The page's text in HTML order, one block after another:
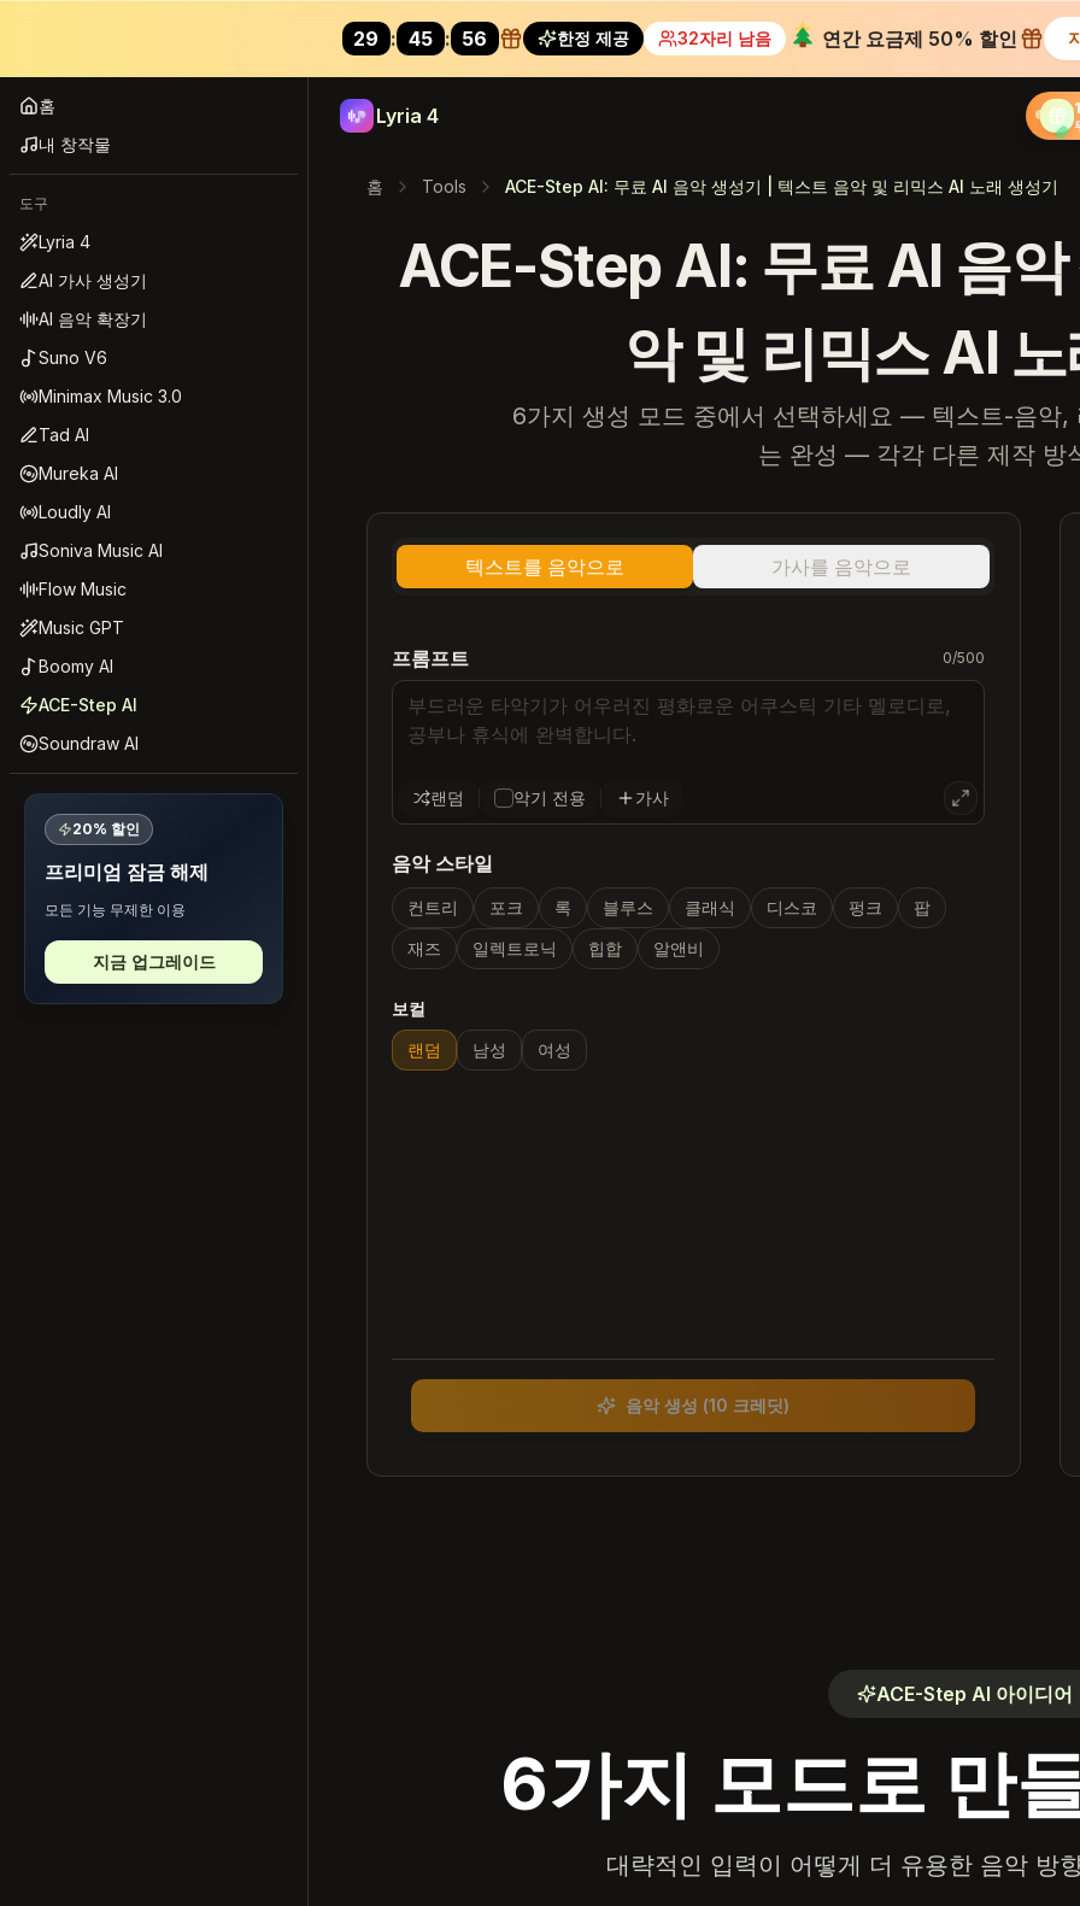
29 : 44 : 03 한정 제공 32자리 남음 연간 요금제 50% 할인
홈
내 창작물
도구
Lyria 4
AI 가사 생성기
AI 음악 확장기
Suno V6
Minimax Music 3.0
Tad AI
Mureka AI
Loudly AI
Soniva Music AI
Flow Music
Music GPT
Boomy AI
ACE-Step AI
Soundraw AI
20% 할인
프리미엄 잠금 해제
모든 기능 무제한 이용
지금 업그레이드
Lyria 4
홈 Tools ACE-Step AI: 무료 AI 음악 생성기 | 텍스트 음악 및 리믹스 AI 노래 생성기
ACE-Step AI: 무료 AI 음
악 및 리믹스 AI
6가지 생성 모드 중에서 선택하세요 — 텍스트-음악,
는 완성 — 각각 다른 제작 방
텍스트를 음악으로 가사를 음악으로
프롬프트 0/500
랜덤 악기 전용 가사
음악 스타일
컨트리 포크 록 블루스 클래식 디스코 펑크
팝
재즈
일렉트로닉 힙합 알앤비
보컬
랜덤
남성 여성
음악 생성 (10 크레딧)
ACE-Step AI 아이디어
6가지 모드로 만
대략적인 입력이 어떻게 더 유용한 음악 방